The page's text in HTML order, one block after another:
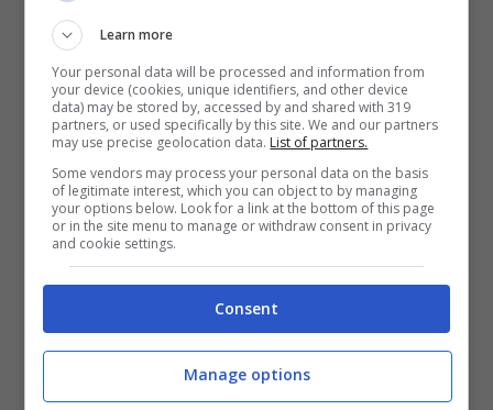
Barker e Tom DeLonge
alcuni nuovi brani, che però ancora non
sono stati incisi. Un eventuale nuovo
album dei Blink 182 romperebbe un
silenzio discografico lungo ormai otto
anni. Certa invece è la data italiana della
prossima estate: i Blink 182 si esibiranno a
Bologna il 27 giugno, e l’occasione
potrebbe essere propizia sia
inedito della bandsia per ascoltare
qualche brano del disco solista di
Learn more
Your personal data will be processed and information from
your device (cookies, unique identifiers, and other device
data) may be stored by, accessed by and shared with 319
partners, or used specifically by this site. We and our partners
may use precise geolocation data. List of partners.
Some vendors may process your personal data on the basis
of legitimate interest, which you can object to by managing
your options below. Look for a link at the bottom of this page
or in the site menu to manage or withdraw consent in privacy
and cookie settings.
Consent
Manage options